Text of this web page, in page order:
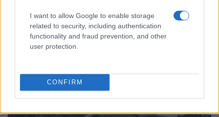
I want to allow Google to enable storage
related to security, including authentication
functionality and fraud prevention, and other
user protection.
CONFIRM